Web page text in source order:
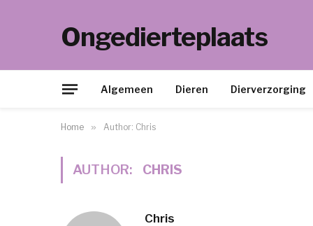
Ongedierteplaats
Algemeen Dieren Dierverzorging
Home » Author: Chris
AUTHOR: CHRIS
Chris